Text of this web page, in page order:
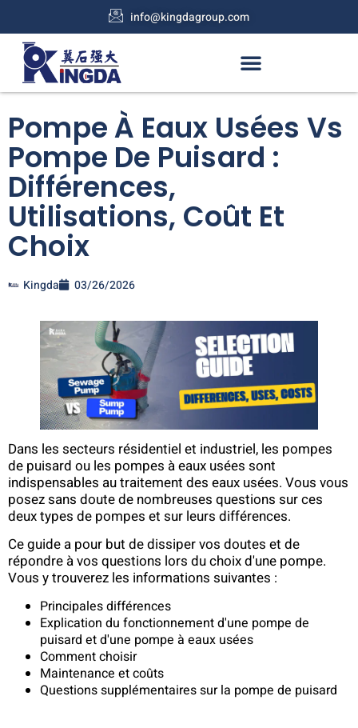
info@kingdagroup.com
Pompe À Eaux Usées Vs
Pompe De Puisard :
Différences,
Utilisations, Coût Et
Choix
Kingda 03/26/2026
Dans les secteurs résidentiel et industriel, les pompes
de puisard ou les pompes à eaux usées sont
indispensables au traitement des eaux usées. Vous vous
posez sans doute de nombreuses questions sur ces
deux types de pompes et sur leurs différences.
Ce guide a pour but de dissiper vos doutes et de
répondre à vos questions lors du choix d'une pompe.
Vous y trouverez les informations suivantes :
Principales différences
Explication du fonctionnement d'une pompe de
puisard et d'une pompe à eaux usées
Comment choisir
Maintenance et coûts
Questions supplémentaires sur la pompe de puisard